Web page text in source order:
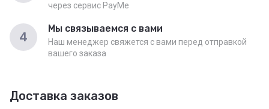
через сервис PayMe
4
Мы связываемся с вами
Наш менеджер свяжется с вами перед отправкой
вашего заказа
Доставка заказов